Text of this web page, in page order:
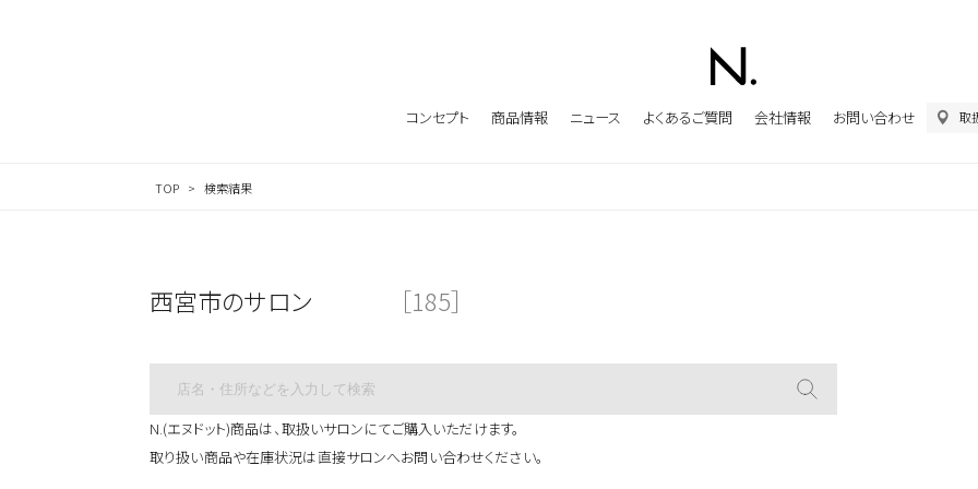
コンセプト 商品情報 ニュース よくあるご質問 会社情報 お問い合わせ 取
TOP 検索結果
西宮市のサロン ［185］
N.(エヌドット)商品は、取扱いサロンにてご購入いただけます。
取り扱い商品や在庫状況は直接サロンへお問い合わせください。